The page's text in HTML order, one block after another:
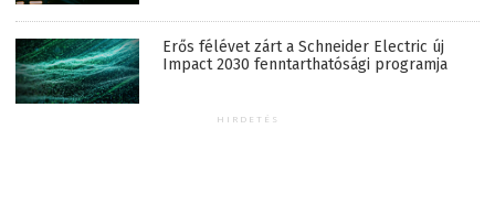
Erős félévet zárt a Schneider Electric új
Impact 2030 fenntarthatósági programja
HIRDETÉS